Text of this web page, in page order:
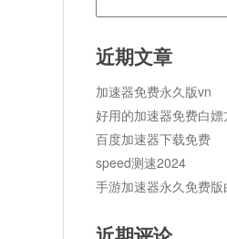
近期文章
加速器免费永久版vn
好用的加速器免费白嫖
百度加速器下载免费
speed测速2024
手游加速器永久免费